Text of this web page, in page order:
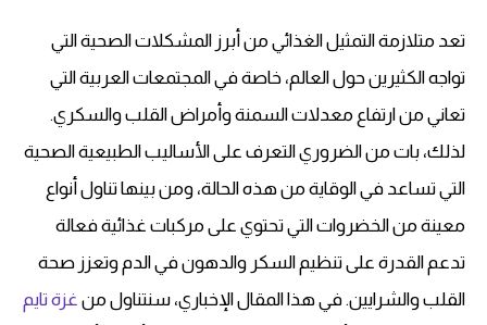
تعد متلازمة التمثيل الغذائي من أبرز المشكلات الصحية التي
تواجه الكثيرين حول العالم، خاصة في المجتمعات العربية التي
تعاني من ارتفاع معدلات السمنة وأمراض القلب والسكري.
لذلك، بات من الضروري التعرف على الأساليب الطبيعية الصحية
التي تساعد في الوقاية من هذه الحالة، ومن بينها تناول أنواع
معينة من الخضروات التي تحتوي على مركبات غذائية فعالة
تدعم القدرة على تنظيم السكر والدهون في الدم وتعزز صحة
القلب والشرايين. في هذا المقال الإخباري، سنتناول من غزة تايم